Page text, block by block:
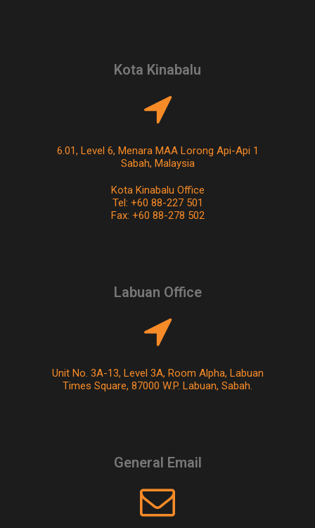
Kota Kinabalu
6.01, Level 6, Menara MAA Lorong Api-Api 1
Sabah, Malaysia
Kota Kinabalu Office
Tel: +60 88-227 501
Fax: +60 88-278 502
Labuan Office
Unit No. 3A-13, Level 3A, Room Alpha, Labuan
Times Square, 87000 W.P. Labuan, Sabah.
General Email